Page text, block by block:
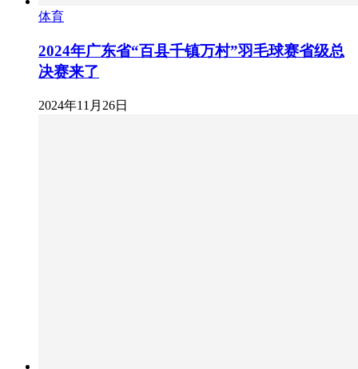
体育
2024年广东省“百县千镇万村”羽毛球赛省级总
决赛来了
2024年11月26日